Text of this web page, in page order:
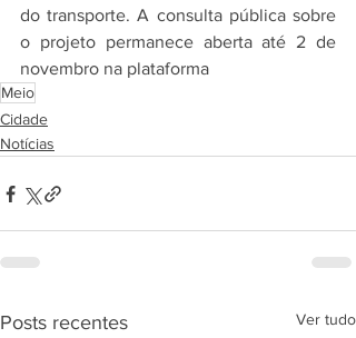
do transporte. A consulta pública sobre
o projeto permanece aberta até 2 de
novembro na plataforma
Meio
Cidade
Notícias
Posts recentes Ver tudo